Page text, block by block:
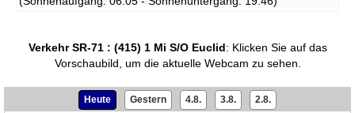
Verkehr SR-71 : (415) 1 Mi S/O Euclid: Klicken Sie auf das
Vorschaubild, um die aktuelle Webcam zu sehen.
Heute Gestern 4.8. 3.8. 2.8.